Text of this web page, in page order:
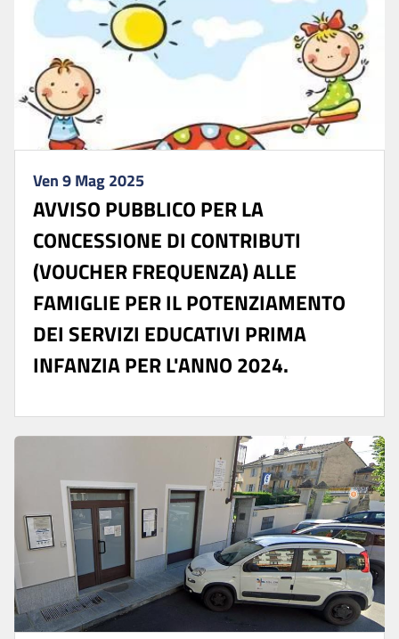
Ven 9 Mag 2025
AVVISO PUBBLICO PER LA
CONCESSIONE DI CONTRIBUTI
(VOUCHER FREQUENZA) ALLE
FAMIGLIE PER IL POTENZIAMENTO
DEI SERVIZI EDUCATIVI PRIMA
INFANZIA PER L'ANNO 2024.
...